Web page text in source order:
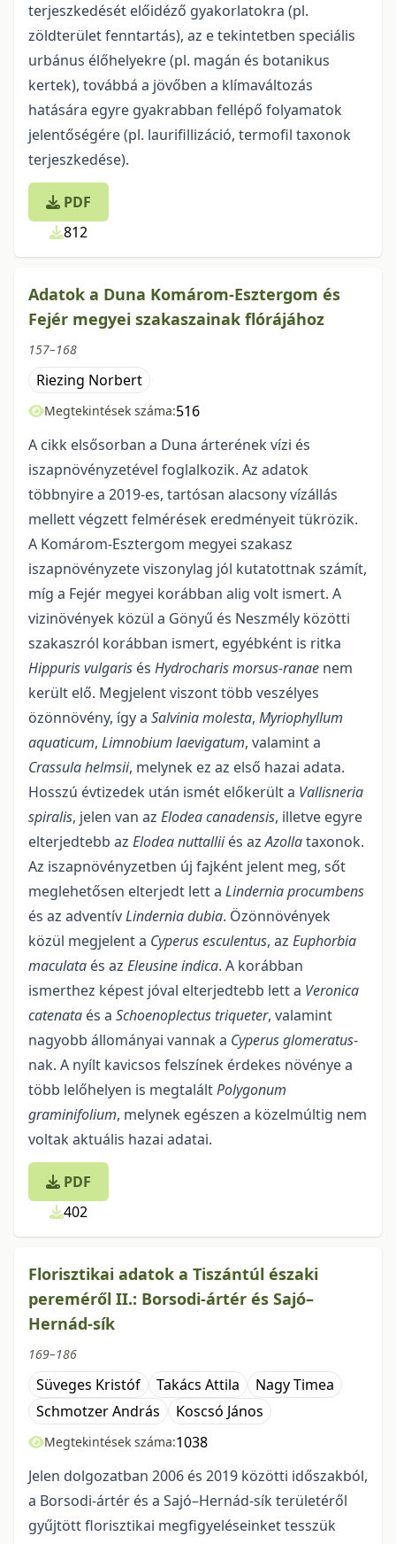
terjeszkedését előidéző gyakorlatokra (pl.
zöldterület fenntartás), az e tekintetben speciális
urbánus élőhelyekre (pl. magán és botanikus
kertek), továbbá a jövőben a klímaváltozás
hatására egyre gyakrabban fellépő folyamatok
jelentőségére (pl. laurifillizáció, termofil taxonok
terjeszkedése).
PDF
812
Adatok a Duna Komárom-Esztergom és
Fejér megyei szakaszainak flórájához
157–168
Riezing Norbert
Megtekintések száma:516
A cikk elsősorban a Duna árterének vízi és
iszapnövényzetével foglalkozik. Az adatok
többnyire a 2019-es, tartósan alacsony vízállás
mellett végzett felmérések eredményeit tükrözik.
A Komárom-Esztergom megyei szakasz
iszapnövényzete viszonylag jól kutatottnak számít,
míg a Fejér megyei korábban alig volt ismert. A
vizinövények közül a Gönyű és Neszmély közötti
szakaszról korábban ismert, egyébként is ritka
Hippuris vulgaris és Hydrocharis morsus-ranae nem
került elő. Megjelent viszont több veszélyes
özönnövény, így a Salvinia molesta, Myriophyllum
aquaticum, Limnobium laevigatum, valamint a
Crassula helmsii, melynek ez az első hazai adata.
Hosszú évtizedek után ismét előkerült a Vallisneria
spiralis, jelen van az Elodea canadensis, illetve egyre
elterjedtebb az Elodea nuttalliiés azAzollataxonok.
Az iszapnövényzetben új fajként jelent meg, sőt
meglehetősen elterjedt lett a Lindernia procumbens
és az adventívLindernia dubia. Özönnövények
közül megjelent a Cyperus esculentus, az Euphorbia
maculata és az Eleusine indica. A korábban
ismerthez képest jóval elterjedtebb lett a Veronica
catenata és a Schoenoplectus triqueter, valamint
nagyobb állományai vannak a Cyperus glomeratus-
nak. A nyílt kavicsos felszínek érdekes növénye a
több lelőhelyen is megtaláltPolygonum
graminifolium, melynek egészen a közelmúltig nem
voltak aktuális hazai adatai.
PDF
402
Florisztikai adatok a Tiszántúl északi
pereméről II.: Borsodi-ártér és Sajó–
Hernád-sík
169–186
Süveges Kristóf Takács Attila
Nagy Timea
Schmotzer András
Koscsó János
Megtekintések száma:1038
Jelen dolgozatban 2006 és 2019 közötti időszakból,
a Borsodi-ártér és a Sajó–Hernád-sík területéről
gyűjtött florisztikai megfigyeléseinket tesszük